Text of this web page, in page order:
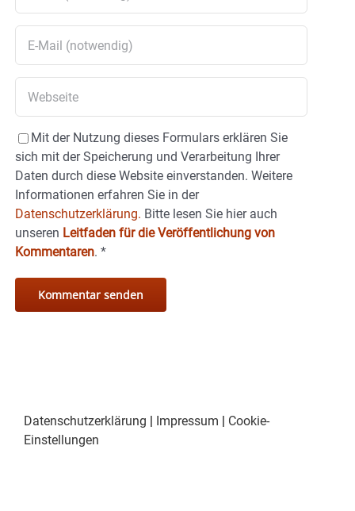
Mit der Nutzung dieses Formulars erklären Sie
sich mit der Speicherung und Verarbeitung Ihrer
Daten durch diese Website einverstanden. Weitere
Informationen erfahren Sie in der
Datenschutzerklärung. Bitte lesen Sie hier auch
unseren Leitfaden für die Veröffentlichung von
Kommentaren. *
Datenschutzerklärung Impressum
Cookie-
Einstellungen